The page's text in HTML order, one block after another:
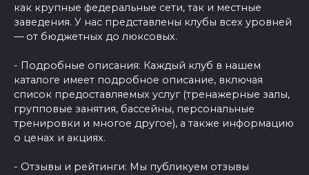
как крупные федеральные сети, так и местные
заведения. У нас представлены клубы всех уровней
— от бюджетных до люксовых.
- Подробные описания: Каждый клуб в нашем
каталоге имеет подробное описание, включая
список предоставляемых услуг (тренажерные залы,
групповые занятия, бассейны, персональные
тренировки и многое другое), а также информацию
о ценах и акциях.
- Отзывы и рейтинги: Мы публикуем отзывы